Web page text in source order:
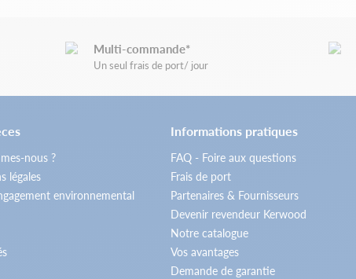
Multi-commande*
Un seul frais de port/ jour
nous ?
légales
environnemental
Informations pratiques
FAQ - Foire aux questions
Frais de port
Partenaires & Fournisseurs
Devenir revendeur Kerwood
Notre catalogue
Vos avantages
Demande de garantie